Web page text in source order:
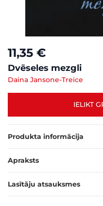
11,35 €
Dvēseles mezgli
Daina Jansone-Treice
IELIKT
Produkta informācija
Apraksts
Lasītāju atsauksmes